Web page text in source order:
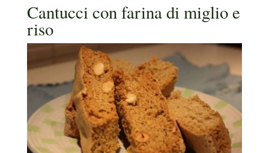
Cantucci con farina di miglio e
riso